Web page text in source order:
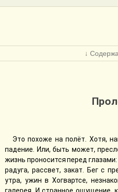
↓
Это похоже на полёт. Хотя,
падение. Или, быть может,
жизнь проносится перед
радуга, рассвет, закат. Бег с
утра, ужин в Хогвартсе,
галерея. И странное ощущение,